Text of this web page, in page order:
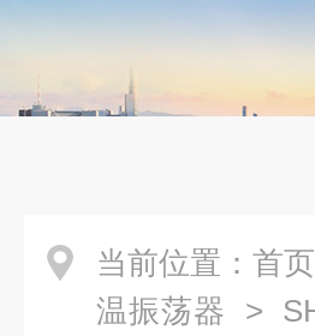
当前位置： 首页
温振荡器 >